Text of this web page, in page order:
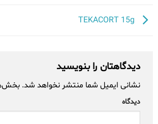
دیدگاهتان را بنویسید
نشانی ایمیل شما منتشر نخواهد شد.
دیدگاه